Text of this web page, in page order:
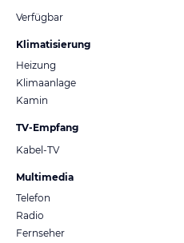
Verfügbar
Klimatisierung
Heizung
Klimaanlage
Kamin
TV-Empfang
Kabel-TV
Multimedia
Telefon
Radio
Fernseher